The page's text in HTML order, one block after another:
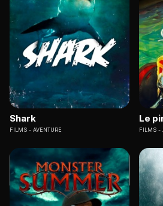
Shark
FILMS AVENTURE
Le
FILMS